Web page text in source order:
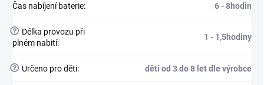
Čas nabíjení baterie: 6 - 8hodin
?
Délka provozu při
plném nabití:
1 - 1,5hodiny
? Určeno pro děti: děti od 3 do 8 let dle výrobce